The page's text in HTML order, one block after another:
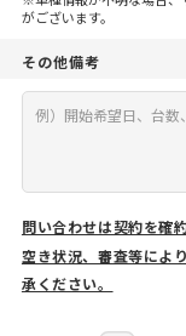
がございます。
その他備考
問い合わせは契約を確
空き状況、審査等によ
承ください。